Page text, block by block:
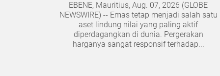
EBENE, Mauritius, Aug. 07, 2026 (GLOBE
NEWSWIRE) -- Emas tetap menjadi salah satu
aset lindung nilai yang paling aktif
diperdagangkan di dunia. Pergerakan
harganya sangat responsif terhadap...